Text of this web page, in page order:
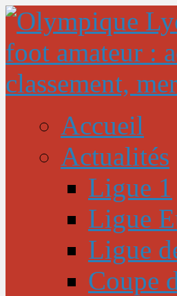
Accueil
Actualités
Ligue 1
Ligue
Ligue
Coupe